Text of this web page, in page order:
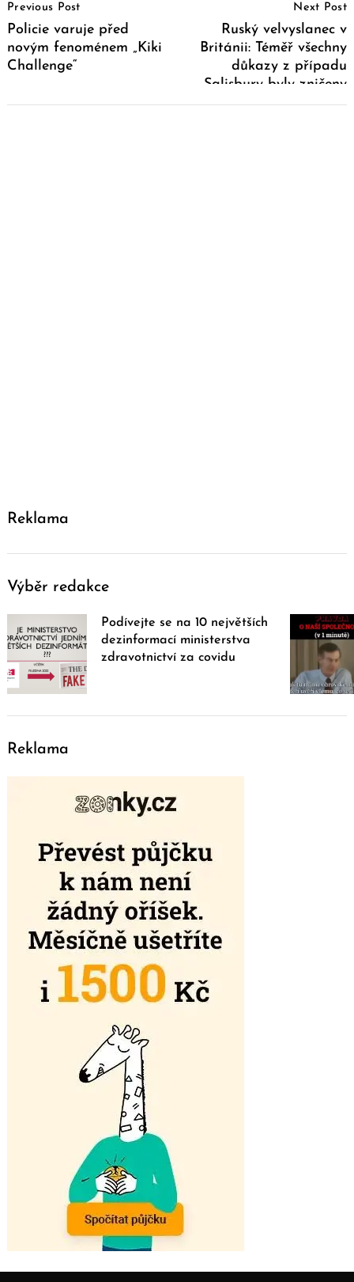
Navigation
Previous Post
Policie varuje před
novým fenoménem „Kiki
Challenge“
Next Post
Ruský velvyslanec v
Británii: Téměř všechny
důkazy z případu
Salisbury byly zničeny
Reklama
Výběr redakce
Podívejte se na 10 největších
dezinformací ministerstva
zdravotnictví za covidu
Reklama